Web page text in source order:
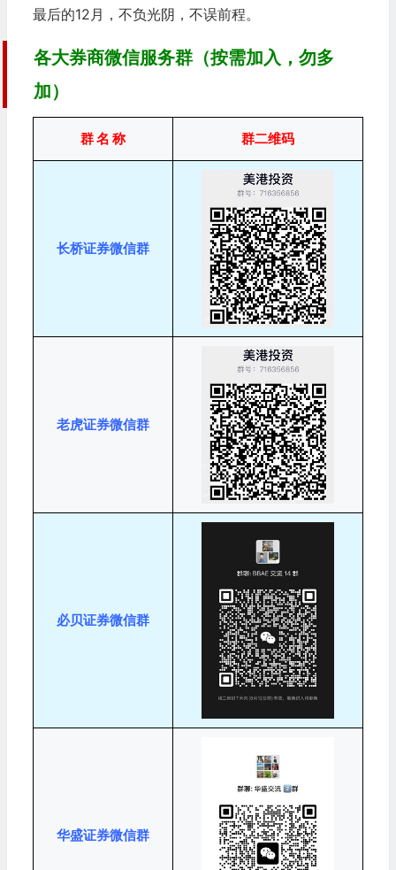
最后的12月，不负光阴，不误前程。
各大券商微信服务群（按需加入，勿多
加）
群 名 称 群二维码
长桥证券微信群
老虎证券微信群
必贝证券微信群
华盛证券微信群